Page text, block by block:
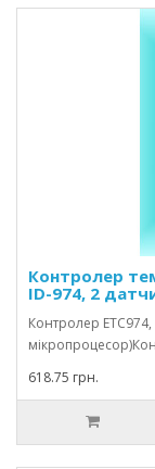
Контролер
ID-974, 2
Контролер
618.75 грн.